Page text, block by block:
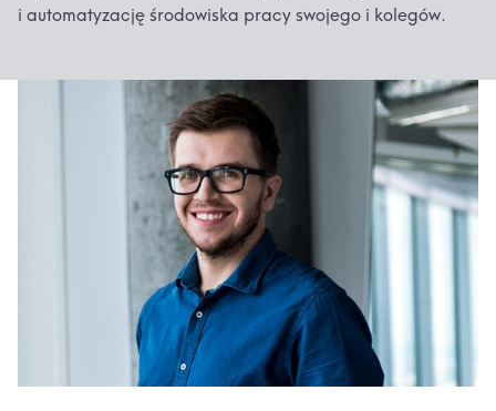
i automatyzację środowiska pracy swojego i kolegów.